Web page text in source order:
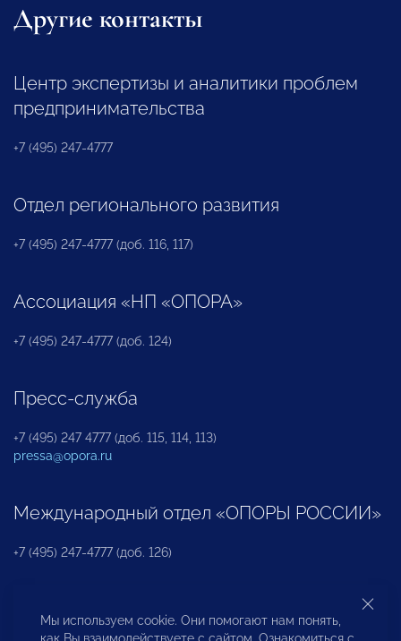
Другие контакты
Центр экспертизы и аналитики проблем
предпринимательства
+7 (495) 247-4777
Отдел регионального развития
+7 (495) 247-4777 (доб. 116, 117)
Ассоциация «НП «ОПОРА»
+7 (495) 247-4777 (доб. 124)
Пресс-служба
+7 (495) 247 4777 (доб. 115, 114, 113)
pressa@opora.ru
Международный отдел «ОПОРЫ РОССИИ»
+7 (495) 247-4777 (доб. 126)
Бюро по защите прав предпринимателей и
инвесторов
Мы используем cookie. Они помогают нам понять,
как Вы взаимодействуете с сайтом. Ознакомиться с